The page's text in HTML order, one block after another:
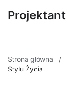
Projektant
Strona główna /
Stylu Życia